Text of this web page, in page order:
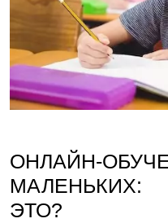
ОНЛАЙН-
ЭТО?